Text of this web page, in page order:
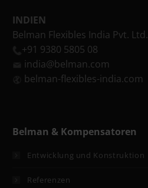
INDIEN
Belman Flexibles India Pvt. Ltd.
+91 9380 5805 08
india@belman.com
belman-flexibles-india.com
Belman & Kompensatoren
Entwicklung und Konstruktion
Referenzen